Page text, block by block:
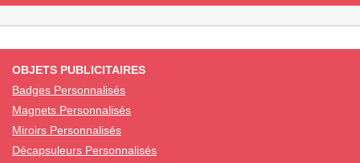
OBJETS PUBLICITAIRES
Badges Personnalisés
Magnets Personnalisés
Miroirs Personnalisés
Décapsuleurs Personnalisés